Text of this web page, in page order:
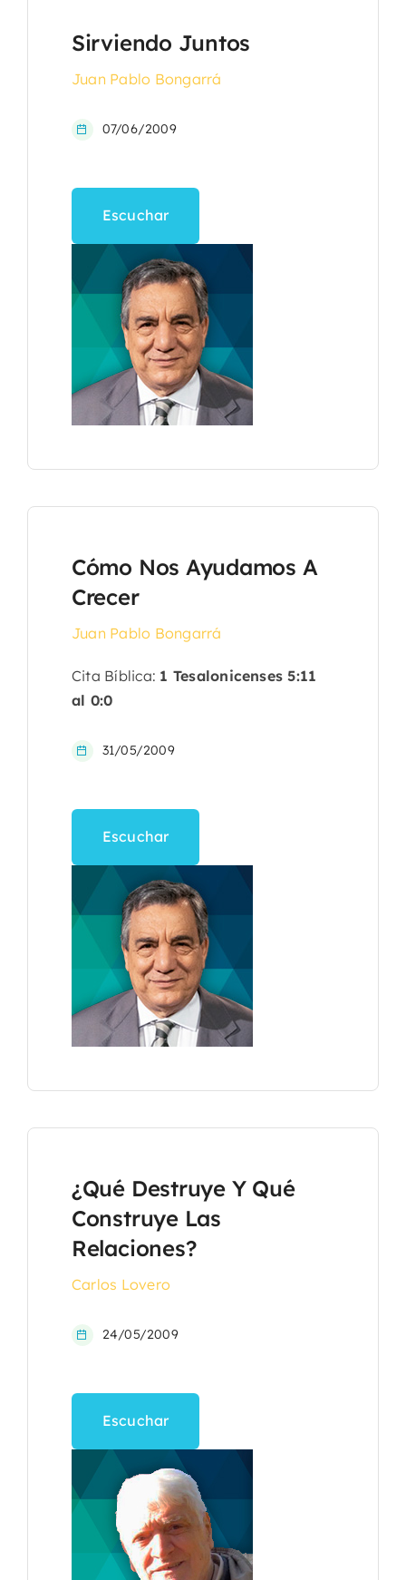
Sirviendo Juntos
Juan Pablo Bongarrá
07/06/2009
Escuchar
Cómo Nos Ayudamos A
Crecer
Juan Pablo Bongarrá
Cita Bíblica: 1 Tesalonicenses 5:11
al 0:0
31/05/2009
Escuchar
¿Qué Destruye Y Qué
Construye Las
Relaciones?
Carlos Lovero
24/05/2009
Escuchar